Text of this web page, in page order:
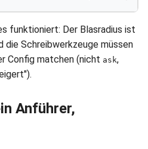
funktioniert: Der Blasradius ist
die Schreibwerkzeuge müssen
Config matchen (nicht ask,
Anführer,